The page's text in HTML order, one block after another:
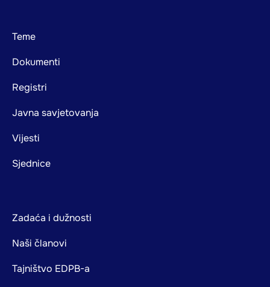
Footer
mainnavigation
Teme
Dokumenti
Registri
Javna savjetovanja
Vijesti
Sjednice
Zadaća i dužnosti
Naši članovi
Tajništvo EDPB-a